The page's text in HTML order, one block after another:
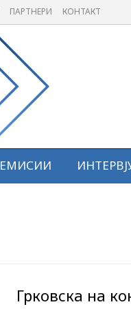
ПАРТНЕРИ КОНТАКТ
ЕМИСИИ
Грковска на